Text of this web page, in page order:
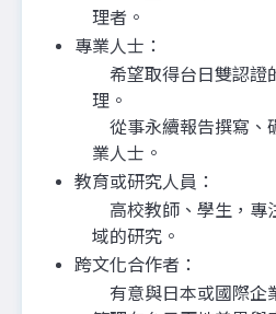
理者。
專業人士：
希望取得台日雙認證
理。
從事永續報告撰寫、
業人士。
教育或研究人員：
高校教師、學生，專
域的研究。
跨文化合作者：
有意與日本或國際企